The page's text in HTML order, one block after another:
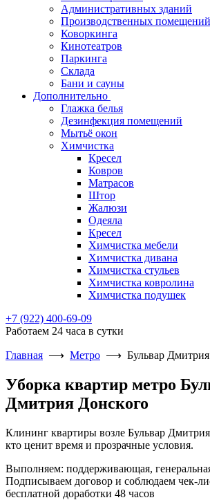
Административных зданий
Производственных помещений
Коворкинга
Кинотеатров
Паркинга
Склада
Бани и сауны
Дополнительно
Глажка белья
Дезинфекция помещений
Мытьё окон
Химчистка
Кресел
Ковров
Матрасов
Штор
Жалюзи
Одеяла
Кресел
Химчистка мебели
Химчистка дивана
Химчистка стульев
Химчистка ковролина
Химчистка подушек
+7 (922) 400-69-09
Работаем 24 часа в сутки
Главная ⟶ Метро ⟶ Бульвар
Уборка квартир метро
Дмитрия Донского
Клининг квартиры возле Бульвар
кто ценит время и прозрачные условия.
Выполняем: поддерживающая,
Подписываем договор и соблюдаем чек-
бесплатной доработки 48 часов